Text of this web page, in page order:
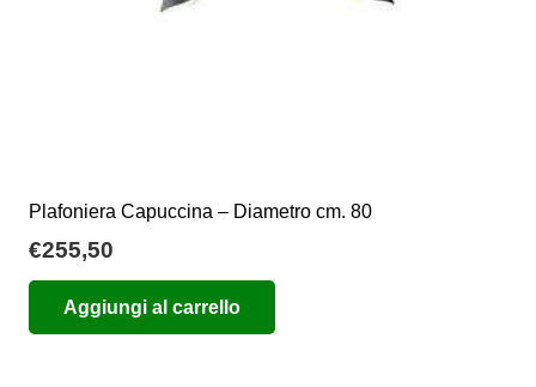
Plafoniera Capuccina – Diametro cm. 80
€255,50
Aggiungi al carrello